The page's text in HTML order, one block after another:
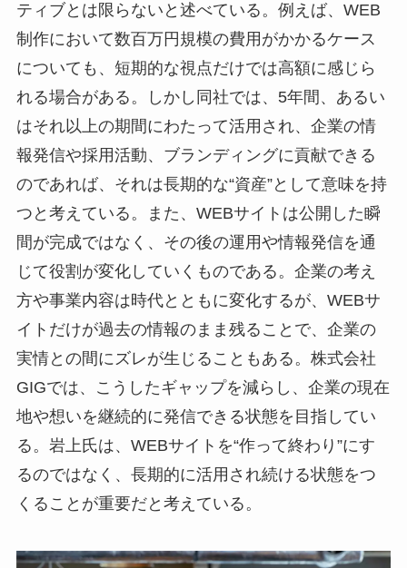
ティブとは限らないと述べている。例えば、WEB
制作において数百万円規模の費用がかかるケース
についても、短期的な視点だけでは高額に感じら
れる場合がある。しかし同社では、5年間、あるい
はそれ以上の期間にわたって活用され、企業の情
報発信や採用活動、ブランディングに貢献できる
のであれば、それは長期的な“資産”として意味を持
つと考えている。また、WEBサイトは公開した瞬
間が完成ではなく、その後の運用や情報発信を通
じて役割が変化していくものである。企業の考え
方や事業内容は時代とともに変化するが、WEBサ
イトだけが過去の情報のまま残ることで、企業の
実情との間にズレが生じることもある。株式会社
GIGでは、こうしたギャップを減らし、企業の現在
地や想いを継続的に発信できる状態を目指してい
る。岩上氏は、WEBサイトを“作って終わり”にす
るのではなく、長期的に活用され続ける状態をつ
くることが重要だと考えている。